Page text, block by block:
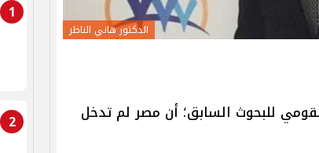
الدكتور هاني الناظر
للبحوث السابق؛ أن مصر لم تدخل
1
2